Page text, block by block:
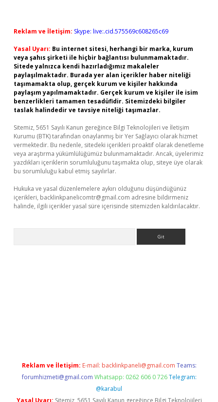
Reklam ve İletişim: Skype: live:.cid.575569c608265c69
Yasal Uyarı: Bu internet sitesi, herhangi bir marka, kurum
veya şahıs şirketi ile hiçbir bağlantısı bulunmamaktadır.
Sitede yalnızca kendi hazırladığımız makaleler
paylaşılmaktadır. Burada yer alan içerikler haber niteliği
taşımamakta olup, gerçek kurum ve kişiler hakkında
paylaşım yapılmamaktadır. Gerçek kurum ve kişiler ile isim
benzerlikleri tamamen tesadüfidir. Sitemizdeki bilgiler
taslak halindedir ve tavsiye niteliği taşımazlar.
Sitemiz, 5651 Sayılı Kanun gereğince Bilgi Teknolojileri ve İletişim
Kurumu (BTK) tarafından onaylanmış bir Yer Sağlayıcı olarak hizmet
vermektedir. Bu nedenle, sitedeki içerikleri proaktif olarak denetleme
veya araştırma yükümlülüğümüz bulunmamaktadır. Ancak, üyelerimiz
yazdıkları içeriklerin sorumluluğunu taşımakta olup, siteye üye olarak
bu sorumluluğu kabul etmiş sayılırlar.
Hukuka ve yasal düzenlemelere aykırı olduğunu düşündüğünüz
içerikleri, backlinkpanelicomtr@gmail.com adresine bildirmeniz
halinde, ilgili içerikler yasal süre içerisinde sitemizden kaldırılacaktır.
Reklam ve İletişim: E-mail: backlinkpaneli@gmail.com Teams:
forumhizmeti@gmail.com Whatsapp: 0262 606 0 726 Telegram:
@karabul
Yasal Uyarı: Sitemiz, 5651 Sayılı Kanun gereğince Bilgi Teknolojileri